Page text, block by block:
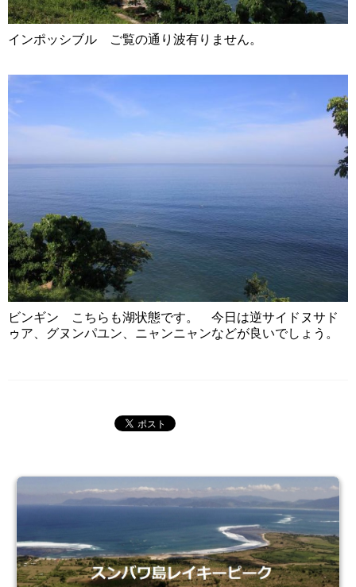
インポッシブル ご覧の通り波有りません。
ビンギン こちらも湖状態です。 今日は逆サイドヌサド
ゥア、グヌンパユン、ニャンニャンなどが良いでしょう。